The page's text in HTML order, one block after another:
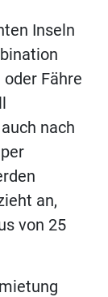
Inseln
Fähre
nach
an,
von 25